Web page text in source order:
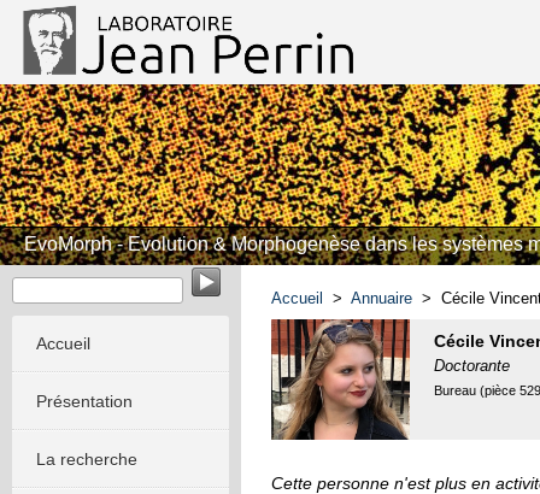
EvoMorph - Evolution & Morphogenèse dans les systèmes
Accueil
Présentation
La recherche
Accueil > Annuaire > Cécile
Cécile
Doctorante
Bureau (pièce
Cette personne n'est plus en